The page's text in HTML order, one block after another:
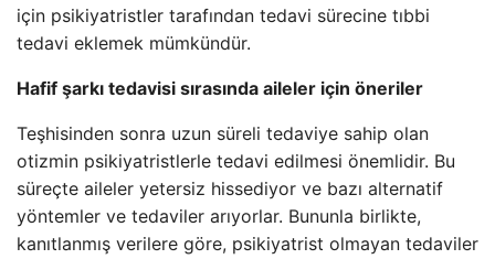
için psikiyatristler tarafından tedavi sürecine tıbbi
tedavi eklemek mümkündür.
Hafif şarkı tedavisi sırasında aileler için öneriler
Teşhisinden sonra uzun süreli tedaviye sahip olan
otizmin psikiyatristlerle tedavi edilmesi önemlidir. Bu
süreçte aileler yetersiz hissediyor ve bazı alternatif
yöntemler ve tedaviler arıyorlar. Bununla birlikte,
kanıtlanmış verilere göre, psikiyatrist olmayan tedaviler